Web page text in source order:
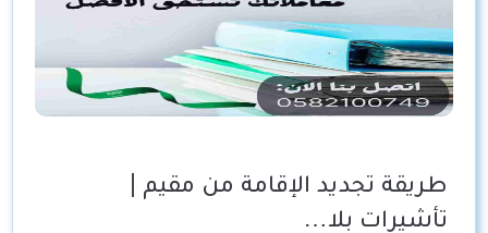
طريقة تجديد الإقامة من مقيم |
تأشيرات بلا…